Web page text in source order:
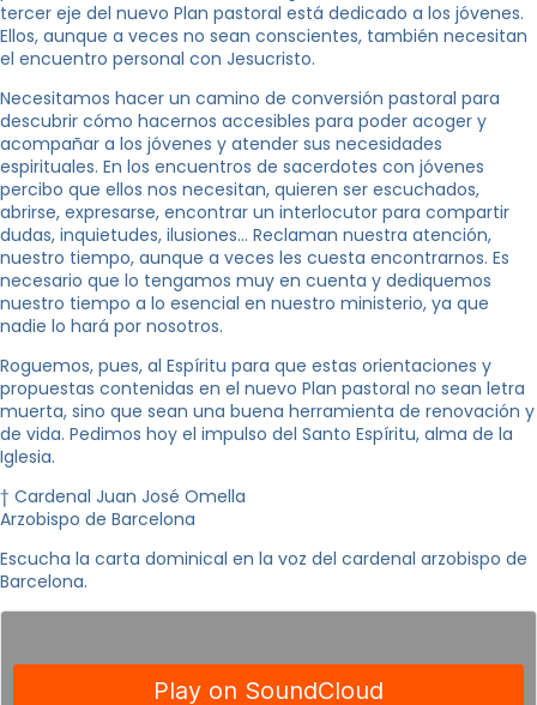
tercer eje del nuevo Plan pastoral está dedicado a los jóvenes.
Ellos, aunque a veces no sean conscientes, también necesitan
el encuentro personal con Jesucristo.
Necesitamos hacer un camino de conversión pastoral para
descubrir cómo hacernos accesibles para poder acoger y
acompañar a los jóvenes y atender sus necesidades
espirituales. En los encuentros de sacerdotes con jóvenes
percibo que ellos nos necesitan, quieren ser escuchados,
abrirse, expresarse, encontrar un interlocutor para compartir
dudas, inquietudes, ilusiones… Reclaman nuestra atención,
nuestro tiempo, aunque a veces les cuesta encontrarnos. Es
necesario que lo tengamos muy en cuenta y dediquemos
nuestro tiempo a lo esencial en nuestro ministerio, ya que
nadie lo hará por nosotros.
Roguemos, pues, al Espíritu para que estas orientaciones y
propuestas contenidas en el nuevo Plan pastoral no sean letra
muerta, sino que sean una buena herramienta de renovación y
de vida. Pedimos hoy el impulso del Santo Espíritu, alma de la
Iglesia.
† Cardenal Juan José Omella
Arzobispo de Barcelona
Escucha la carta dominical en la voz del cardenal arzobispo de
Barcelona.